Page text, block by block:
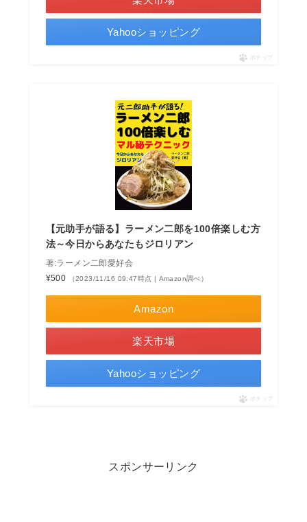
Yahooショッピング
ポチップ
【元助手が語る】ラーメン二郎を100倍楽しむ方
法～今日からあなたもジロリアン
著:ラーメン二郎愛好会
¥500
（2023/11/16 09:47時点 | Amazon調べ）
Amazon
楽天市場
Yahooショッピング
ポチップ
スポンサーリンク